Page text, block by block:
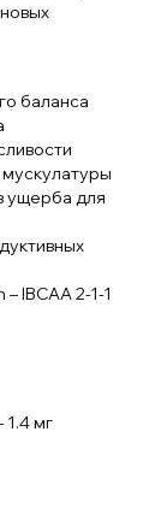
баланса
ущерба для
IBCAA 2-1-1
1.4 мг